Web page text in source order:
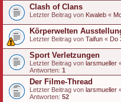
Clash of Clans
Letzter Beitrag von Kwaleb «
Körperwelten
Letzter Beitrag von Taifun « Do
Sport Verletzungen
Letzter Beitrag von larsmueller
Antworten: 1
Der Filme-Thread
Letzter Beitrag von larsmueller
Antworten: 52